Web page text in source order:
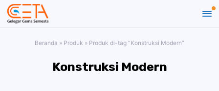
Beranda » Produk » Produk di-tag “Konstruksi Modern”
Konstruksi Modern